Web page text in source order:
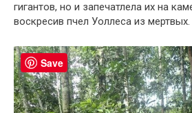
гигантов, но и запечатлела их на
воскресив пчел Уоллеса из мертвых.
Save